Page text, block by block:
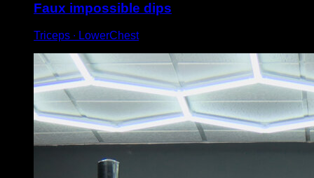
Faux impossible dips
Triceps ∙ LowerChest